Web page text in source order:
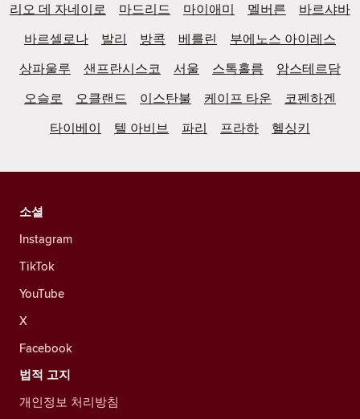
리오 데 자네이로
마드리드 마이애미 멜버른
바르샤바
바르셀로나
발리 방콕 베를린
부에노스 아이레스
상파울루
샌프란시스코 서울 스톡홀름
암스테르담
오슬로
오클랜드 이스탄불 케이프 타운
코펜하겐
타이베이
텔 아비브 파리 프라하 헬싱키
소셜
Instagram
TikTok
YouTube
X
Facebook
법적 고지
개인정보 처리방침